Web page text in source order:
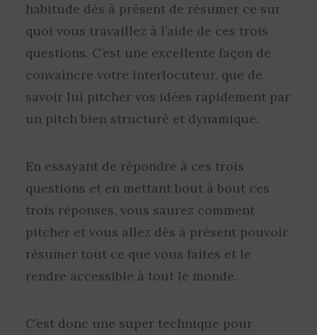
habitude dès à présent de résumer ce sur
quoi vous travaillez à l’aide de ces trois
questions. C’est une excellente façon de
convaincre votre interlocuteur, que de
savoir lui pitcher vos idées rapidement par
un pitch bien structuré et dynamique.
En essayant de répondre à ces trois
questions et en mettant bout à bout ces
trois réponses, vous saurez comment
pitcher et vous allez dès à présent pouvoir
résumer tout ce que vous faites et le
rendre accessible à tout le monde.
C’est donc une super technique pour